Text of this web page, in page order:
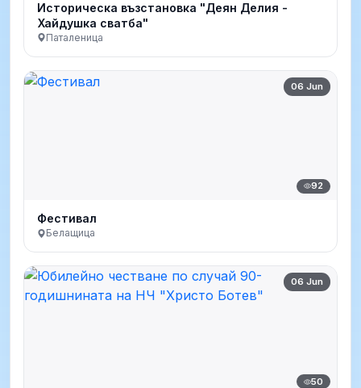
Историческа възстановка "Деян Делия -
Хайдушка сватба"
Паталеница
06 Jun
92
Фестивал
Белащица
06 Jun
50